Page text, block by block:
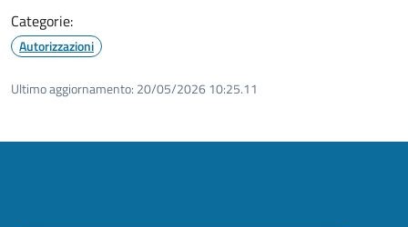
Categorie:
Autorizzazioni
Ultimo aggiornamento: 20/05/2026 10:25.11